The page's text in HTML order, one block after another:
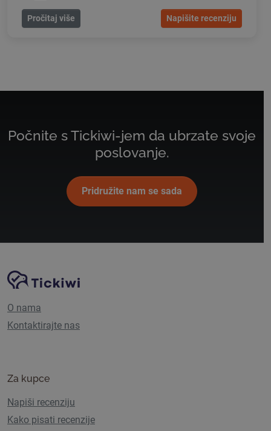
Pročitaj više Napišite recenziju
Počnite s Tickiwi-jem da ubrzate svoje
poslovanje.
Pridružite nam se sada
Navigacija stranice
Tickiwi platforma
O nama
Kontaktirajte nas
Za kupce
Napiši recenziju
Kako pisati recenzije